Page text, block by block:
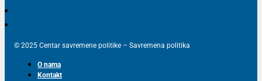
© 2025 Centar savremene politike – Savremena politika
O nama
Kontakt